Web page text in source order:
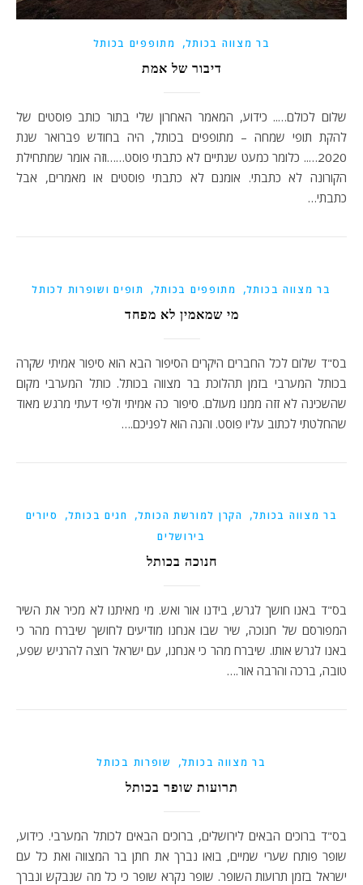
בר מצווה בכותל, מתופפים בכותל
דיבור של אמת
שלום לכולם….. כידוע, המאמר האחרון שלי בתור כותב פוסטים של
להקת תופי שמחה – מתופפים בכותל, היה בחודש פברואר שנת
2020….. כלומר כמעט שנתיים לא כתבתי פוסט……וזה אומר שמתחילת
הקורונה לא כתבתי. אומנם לא כתבתי פוסטים או מאמרים, אבל
כתבתי…
בר מצווה בכותל, מתופפים בכותל, תופים ושופרות לכותל
מי שמאמין לא מפחד
בס"ד שלום לכל החברים היקרים הסיפור הבא הוא סיפור אמיתי שקרה
בכותל המערבי בזמן תהלוכת בר מצווה בכותל. כותל המערבי מקום
שהשכינה לא זזה ממנו מעולם. סיפור כה אמיתי ולפי דעתי מרגש מאוד
שהחלטתי לכתוב עליו פוסט. והנה הוא לפניכם.…
בר מצווה בכותל, הקרן למורשת הכותל, חגים בכותל,
סיורים
בירושלים
חנוכה בכותל
בס"ד באנו חושך לגרש, בידנו אור ואש. מי מאיתנו לא מכיר את השיר
המפורסם של חנוכה, שיר שבו אנחנו מודיעים לחושך שיברח מהר כי
באנו לגרש אותו. שיברח מהר כי אנחנו, עם ישראל רוצה להרגיש שפע,
טובה, ברכה והרבה אור.…
בר מצווה בכותל, שופרות בכותל
תרועות שופר בכותל
בס"ד ברוכים הבאים לירושלים, ברוכים הבאים לכותל המערבי. כידוע,
שופר פותח שערי שמיים, בואו נברך את חתן בר המצווה ואת כל עם
ישראל בזמן תרועות השופר. שופר נקרא שופר כי כל מה שנבקש ונברך